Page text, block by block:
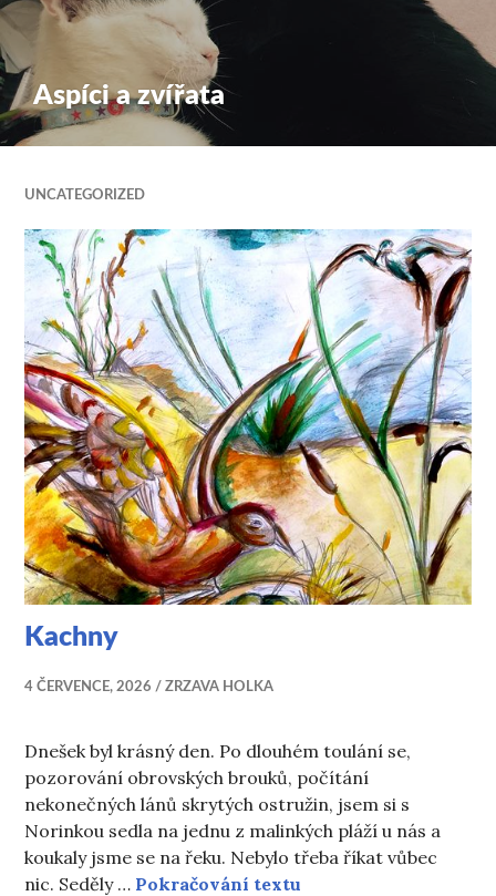
Aspíci a zvířata
UNCATEGORIZED
Kachny
4 ČERVENCE, 2026 ZRZAVA HOLKA
Dnešek byl krásný den. Po dlouhém toulání se,
pozorování obrovských brouků, počítání
nekonečných lánů skrytých ostružin, jsem si s
Norinkou sedla na jednu z malinkých pláží u nás a
koukaly jsme se na řeku. Nebylo třeba říkat vůbec
nic. Seděly … Pokračování textu